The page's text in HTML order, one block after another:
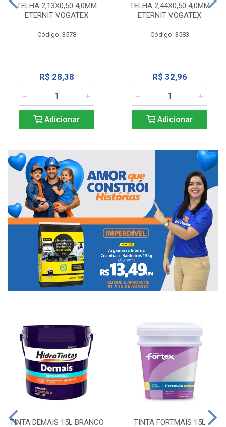
TELHA 2,13X0,50 4,0MM
ETERNIT VOGATEX
Código: 3578
R$ 28,38
Adicionar
TELHA 2,44X0,50 4,0MM
ETERNIT VOGATEX
Código: 3583
R$ 32,96
Adicionar
TINTA DEMAIS 15L BRANCO TINTA FORTMAIS 15L